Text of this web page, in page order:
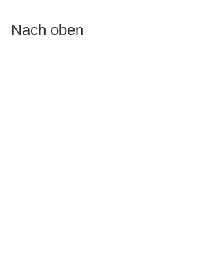
Nach oben